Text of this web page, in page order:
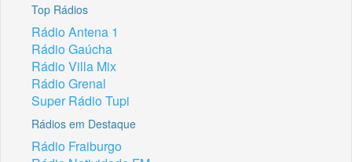
Top Rádios
Rádio Antena 1
Rádio Gaúcha
Rádio Villa Mix
Rádio Grenal
Super Rádio Tupi
Rádios em Destaque
Rádio Fraiburgo